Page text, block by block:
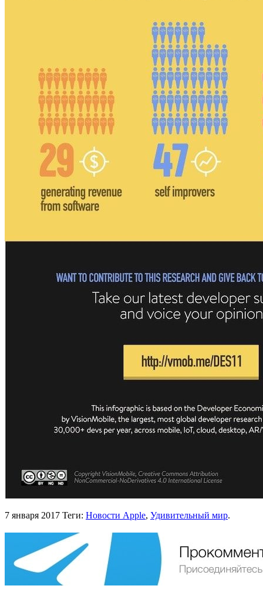
7 января 2017 Теги: Новости Apple, Удивительный мир.